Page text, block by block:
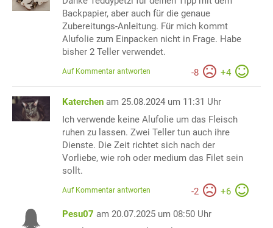
Backpapier, aber auch für die genaue
Zubereitungs-Anleitung. Für mich kommt
Alufolie zum Einpacken nicht in Frage. Habe
bisher 2 Teller verwendet.
-8 +4
Auf Kommentar antworten
Katerchen am 25.08.2024 um 11:31 Uhr
Ich verwende keine Alufolie um das Fleisch
ruhen zu lassen. Zwei Teller tun auch ihre
Dienste. Die Zeit richtet sich nach der
Vorliebe, wie roh oder medium das Filet sein
sollt.
-2 +6
Auf Kommentar antworten
Pesu07 am 20.07.2025 um 08:50 Uhr